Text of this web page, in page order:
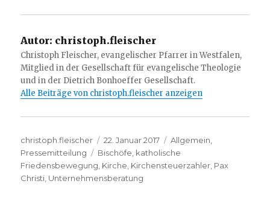
Autor: christoph.fleischer
Christoph Fleischer, evangelischer Pfarrer in Westfalen,
Mitglied in der Gesellschaft für evangelische Theologie
und in der Dietrich Bonhoeffer Gesellschaft.
Alle Beiträge von christoph.fleischer anzeigen
Autor
christoph.fleischer
Veröffentlicht
am
22. Januar 2017 Kategorien
Allgemein
Pressemitteilung
Schlagwörter
Bischöfe katholische
Friedensbewegung Kirche Kirchensteuerzahler Pax
Christi Unternehmensberatung